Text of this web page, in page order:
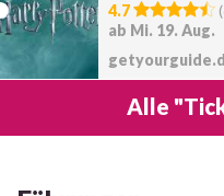
4.7 (
ab Mi. 19. Aug.
Alle